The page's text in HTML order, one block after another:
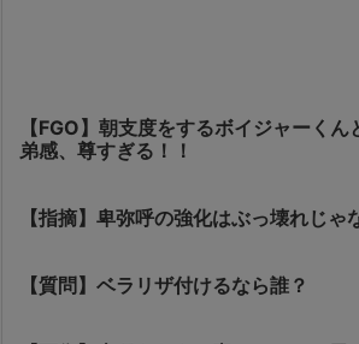
【FGO】朝支度をするボイジャーく
弟感、尊すぎる！！
【指摘】卑弥呼の強化はぶっ壊れじゃ
【質問】ベラリザ付けるなら誰？